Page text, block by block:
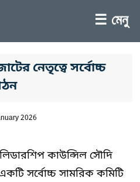
☰ মেনু
নেতৃত্বে সর্বোচ্চ
2026
কাউন্সিল সৌদি
সর্বোচ্চ সামরিক কমিটি